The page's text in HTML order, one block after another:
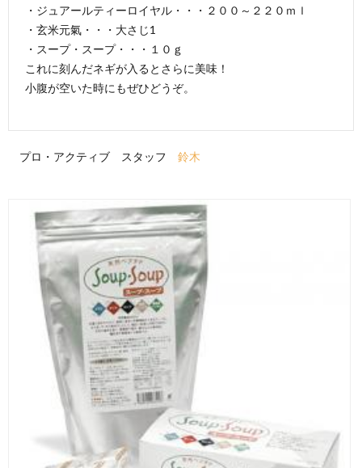
・ジュアールティーロイヤル・・・２００～２２０ｍｌ
・玄米元氣・・・大さじ1
・スープ・スープ・・・１０ｇ
これに刻んだネギが入るとさらに美味！
小腹が空いた時にもぜひどうぞ。
プロ・アクティブ スタッフ 鈴木